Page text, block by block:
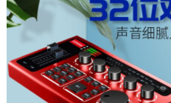
テープ携帯电话マイ
ク
を歩くで、音の変化
の速さの手の火山の
映りのお客さんの全
国民のK歌の調音台の
音カド